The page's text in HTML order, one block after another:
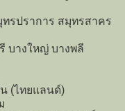
ทรปราการ สมุทรสาคร
บางใหญ่ บางพลี
(ไทยแลนด์)